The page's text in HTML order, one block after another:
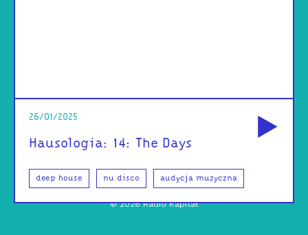
26/01/2025
Hausologia: 14: The Days
deep house nu disco audycja muzyczna
©2026 Radio Kapitał